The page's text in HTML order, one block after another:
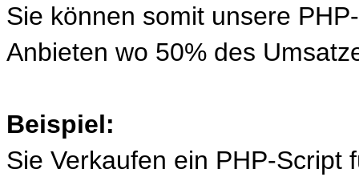
Sie können somit unsere
Anbieten wo 50% des
Beispiel:
Sie Verkaufen ein PHP-Script